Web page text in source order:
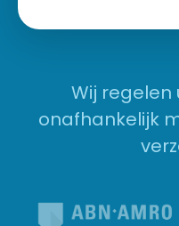
Wij
onafhankelijk